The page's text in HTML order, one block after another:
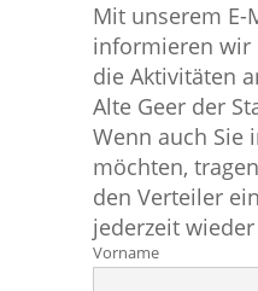
Mit unserem E-
informieren wir
die Aktivitäten
Alte Geer der
Wenn auch Sie
möchten,
den Verteiler
jederzeit
Vorname